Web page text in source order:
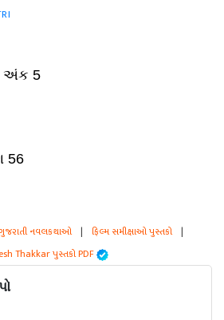
અંક 5
56
નવલકથાઓ | ફિલ્મ સમીક્ષાઓ પુસ્તકો |
Thakkar પુસ્તકો PDF